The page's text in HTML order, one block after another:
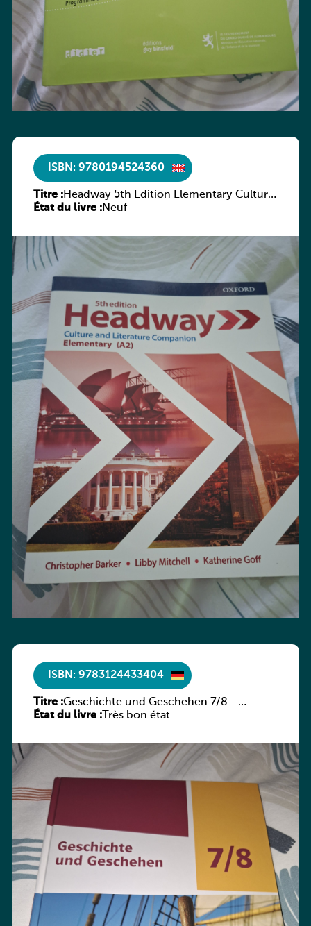
ISBN: 9780194524360
Titre :Headway 5th Edition Elementary Culture
and Literature Companion
État du livre :Neuf
ISBN: 9783124433404
Titre :Geschichte und Geschehen 7/8 –
Rheinland-Pfalz
État du livre :Très bon état